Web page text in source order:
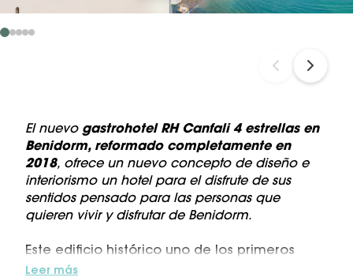
El nuevogastrohotel RH Canfali 4 estrellas en
Benidorm, reformado completamente en
2018, ofrece un nuevo concepto de diseño e
interiorismo un hotel para el disfrute de sus
sentidos pensado para las personas que
quieren vivir y disfrutar de Benidorm.
Este edificio histórico uno de los primeros
hoteles en Benidorm, cuenta con 40
Leer más